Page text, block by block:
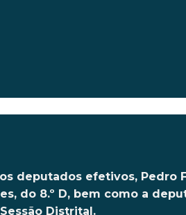
deputados efetivos, Pedro
do 8.º D, bem como a
Distrital.